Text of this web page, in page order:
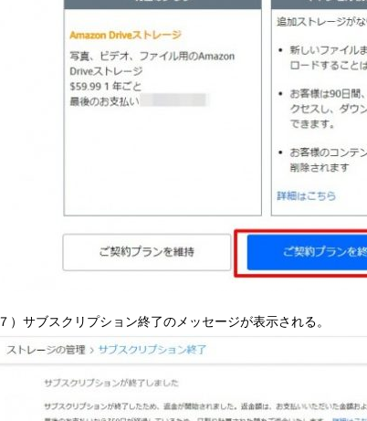
７）サブスクリプション終了のメッセージが表示される。